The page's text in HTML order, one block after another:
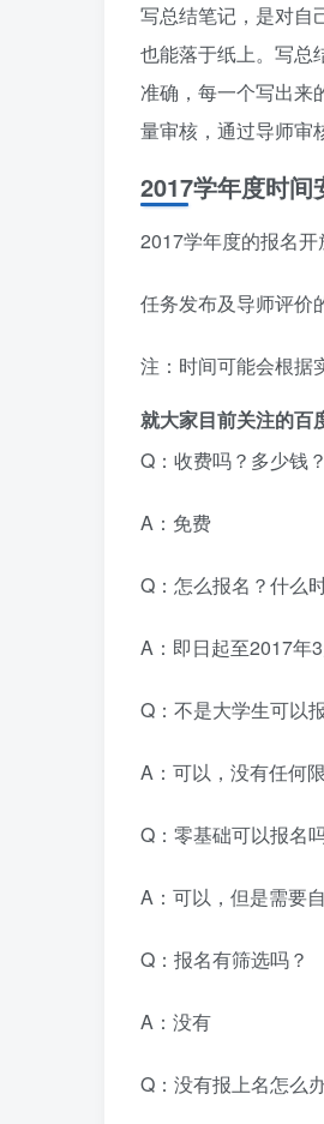
写总结笔记，是对自
也能落于纸上。写总
准确，每一个写出来
量审核，通过导师审
2017学年度时间
2017学年度的报名
任务发布及导师评价
注：时间可能会根据
就大家目前关注的百
Q：收费吗？多少钱？
A：免费
Q：怎么报名？什么
A：即日起至2017年
Q：不是大学生可以
A：可以，没有任何
Q：零基础可以报名
A：可以，但是需要
Q：报名有筛选吗？
A：没有
Q：没有报上名怎么